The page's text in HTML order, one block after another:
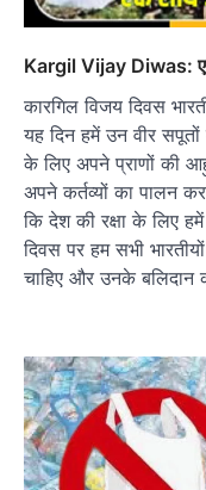
Kargil Vijay Diwas:
कारगिल विजय दिवस
यह दिन हमें उन वीर सपूतों
के लिए अपने प्राणों की
अपने कर्तव्यों का पालन
कि देश की रक्षा के लिए
दिवस पर हम सभी
चाहिए और उनके बलिदान